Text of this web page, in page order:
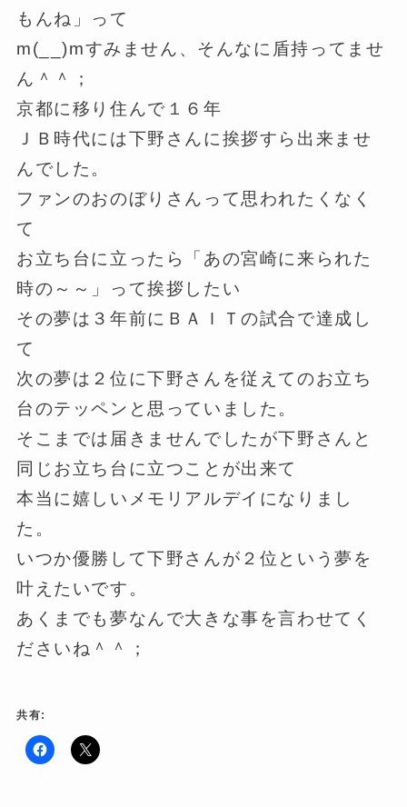
もんね」って
m(__)mすみません、そんなに盾持ってませ
ん＾＾；
京都に移り住んで１６年
ＪＢ時代には下野さんに挨拶すら出来ませ
んでした。
ファンのおのぼりさんって思われたくなく
て
お立ち台に立ったら「あの宮崎に来られた
時の～～」って挨拶したい
その夢は３年前にＢＡＩＴの試合で達成し
て
次の夢は２位に下野さんを従えてのお立ち
台のテッペンと思っていました。
そこまでは届きませんでしたが下野さんと
同じお立ち台に立つことが出来て
本当に嬉しいメモリアルデイになりまし
た。
いつか優勝して下野さんが２位という夢を
叶えたいです。
あくまでも夢なんで大きな事を言わせてく
ださいね＾＾；
共有:
F ク